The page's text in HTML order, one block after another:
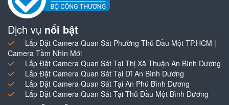
Dịch vụ nổi bật
Lắp Đặt Camera Quan Sát Phường Thủ Dầu Một TP.HCM |
Camera Tầm Nhìn Mới
Lắp Đặt Camera Quan Sát Tại Thị Xã Thuận An Bình Dương
Lắp Đặt Camera Quan Sát Tại Dĩ An Bình Dương
Lắp Đặt Camera Quan Sát Tại An Phú Bình Dương
Lắp Đặt Camera Quan Sát Tại Thủ Dầu Một Bình Dương